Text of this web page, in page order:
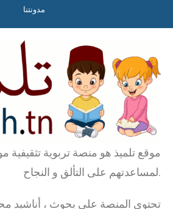
مدونتنا
موقع تلميذ هو منصة تربوية تثقيفية
لمساعدتهم على التألق و النجاح.
تحتوي المنصة على بحوث ،